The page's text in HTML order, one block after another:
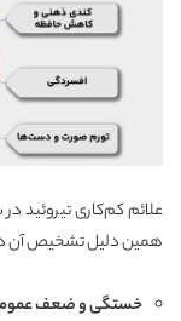
علائم کم‌کاری تیروئید
همین دلیل تشخیص آن
خستگی و ضعف